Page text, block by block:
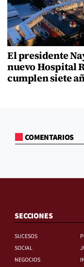
El presidente
nuevo Hospital
cumplen siete
COMENTARIOS
SECCIONES
SUCESOS
SOCIAL
NEGOCIOS